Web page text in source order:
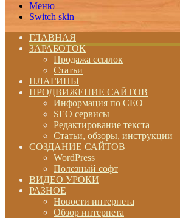
Меню
Switch skin
ГЛАВНАЯ
ЗАРАБОТОК
Продажа ссылок
Статьи
ПЛАГИНЫ
ПРОДВИЖЕНИЕ САЙТОВ
Информация по СЕО
SEO сервисы
Редактирование текста
Статьи, обзоры, инструкции
СОЗДАНИЕ САЙТОВ
WordPress
Полезный софт
ВИДЕО УРОКИ
РАЗНОЕ
Новости интернета
Обзор интернета